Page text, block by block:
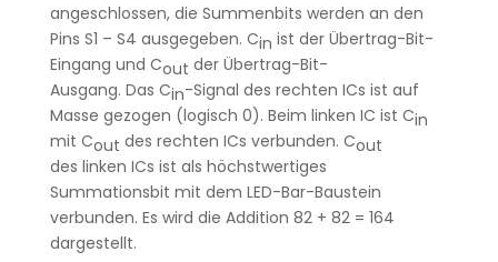
angeschlossen, die Summenbits werden an den
Pins S1 – S4 ausgegeben. Cin ist der Übertrag-Bit-
Eingang und Cout der Übertrag-Bit-
Ausgang. Das Cin-Signal des rechten ICs ist auf
Masse gezogen (logisch 0). Beim linken IC ist Cin
mit Cout des rechten ICs verbunden. Cout
des linken ICs ist als höchstwertiges
Summationsbit mit dem LED-Bar-Baustein
verbunden. Es wird die Addition 82 + 82 = 164
dargestellt.